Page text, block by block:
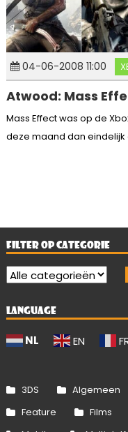
04-06-2008 11:00
Atwood: Mass
Mass Effect was op de
deze maand dan eindelijk
FILTER OP CATEGORIE
LANGUAGE
NL EN
3DS Algemeen
Feature
Films